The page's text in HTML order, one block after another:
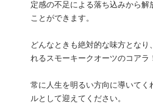
定感の不足による落ち込みから解
ことができます。
どんなときも絶対的な味方となり
れるスモーキークオーツのコアラ
常に人生を明るい方向に導いてく
ルとして迎えてください。